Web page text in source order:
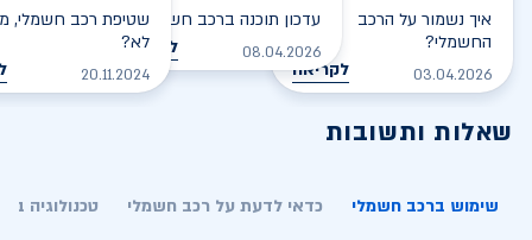
איך נשמור על הרכב
החשמלי?
03.04.2026 לקריאה
עדכון תוכנה ברכב חשמלי
08.04.2026 לקריאה
שטיפת רכב חשמלי,
לא?
20.11.2024
שאלות ותשובות
שימוש ברכב חשמלי כדאי לדעת על רכב חשמלי טכנולוגיה